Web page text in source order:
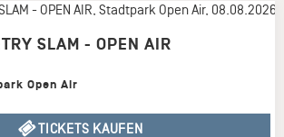
SLAM - OPEN AIR
Open Air
TICKETS KAUFEN